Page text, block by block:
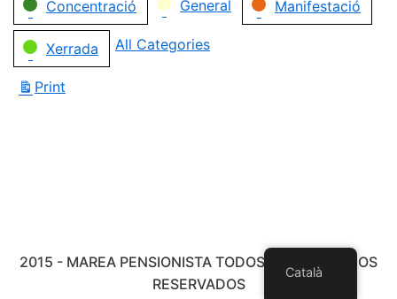
Concentració General Manifestació
Xerrada All Categories
Print
2015 - MAREA PENSIONISTA TODOS LOS DERECHOS
RESERVADOS
Català